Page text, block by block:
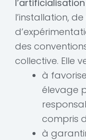
l’installation,
des
collective. Elle
à
élevage
compris
à